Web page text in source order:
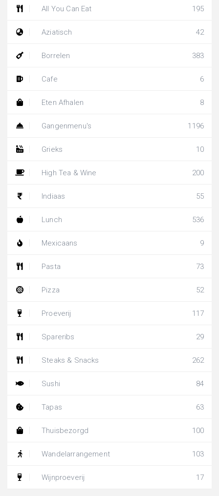
All You Can Eat 195
Aziatisch 42
Borrelen 383
Cafe 6
Eten Afhalen 8
Gangenmenu's 1196
Grieks 10
High Tea & Wine 200
Indiaas 55
Lunch 536
Mexicaans 9
Pasta 73
Pizza 52
Proeverij 117
Spareribs 29
Steaks & Snacks 262
Sushi 84
Tapas 63
Thuisbezorgd 100
Wandelarrangement 103
Wijnproeverij 17